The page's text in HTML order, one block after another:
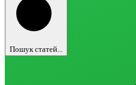
Пошук статей...